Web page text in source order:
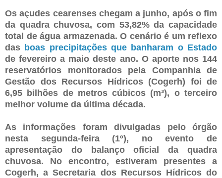
Os açudes cearenses chegam a junho, após o fim
da quadra chuvosa, com 53,82% da capacidade
total de água armazenada. O cenário é um reflexo
das boas precipitações que banharam o Estado
de fevereiro a maio deste ano. O aporte nos 144
reservatórios monitorados pela Companhia de
Gestão dos Recursos Hídricos (Cogerh) foi de
6,95 bilhões de metros cúbicos (m³), o terceiro
melhor volume da última década.
As informações foram divulgadas pelo órgão
nesta segunda-feira (1º), no evento de
apresentação do balanço oficial da quadra
chuvosa. No encontro, estiveram presentes a
Cogerh, a Secretaria dos Recursos Hídricos do